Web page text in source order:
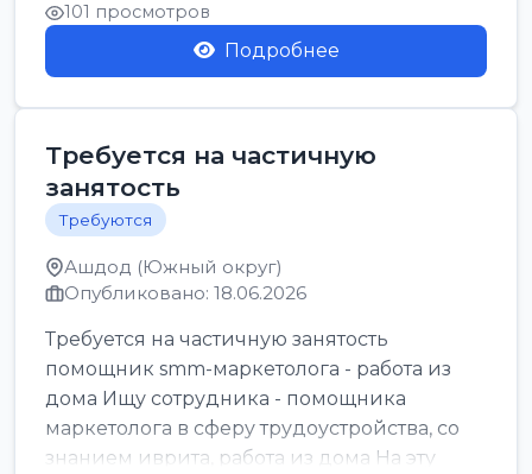
101 просмотров
Подробнее
Требуется на частичную
занятость
Требуются
Ашдод (Южный округ)
Опубликовано: 18.06.2026
Требуется на частичную занятость
помощник smm-маркетолога - работа из
дома Ищу сотрудника - помощника
маркетолога в сферу трудоустройства, со
знанием иврита, работа из дома На эту